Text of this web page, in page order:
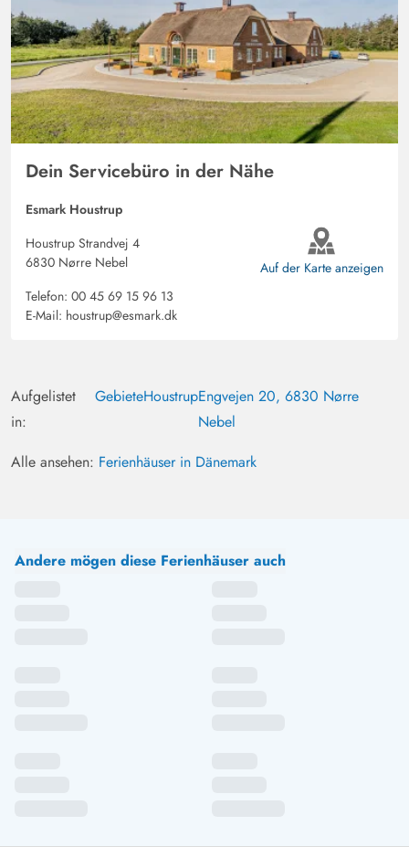
Danke für den Urlaub.
Dein Servicebüro in der Nähe
Esmark Houstrup
Houstrup Strandvej 4
6830 Nørre Nebel
Telefon: 00 45 69 15 96 13
E-Mail: houstrup@esmark.dk
Auf der Karte anzeigen
Aufgelistet
in:
GebieteHoustrupEngvejen 20, 6830 Nørre
Nebel
Alle ansehen: Ferienhäuser in Dänemark
Andere mögen diese Ferienhäuser auch